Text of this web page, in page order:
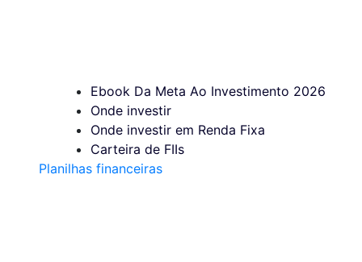
Ebook Da Meta Ao Investimento 2026
Onde investir
Onde investir em Renda Fixa
Carteira de FIIs
Planilhas financeiras